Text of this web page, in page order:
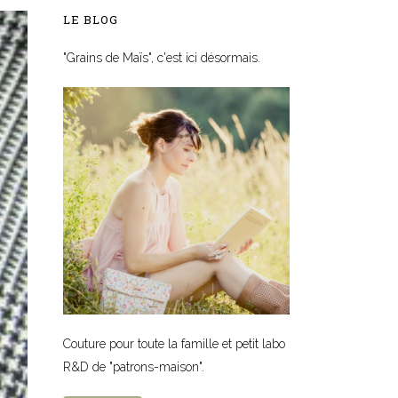
LE BLOG
"Grains de Maïs", c'est ici désormais.
Couture pour toute la famille et petit labo
R&D de "patrons-maison".